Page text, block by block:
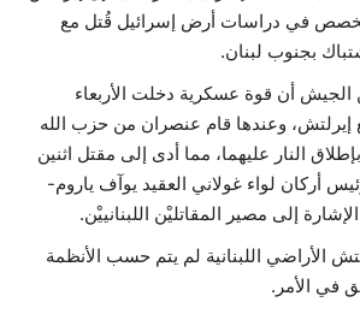
في دراسات أرض إسرائيل قُتل مع
بجنوب لبنان.
الجيش أن قوة عسكرية دخلت الأربعاء
إيرلتش، وعندها قام عنصران من حزب الله
النار عليهما، مما أدى إلى مقتل اثنين
أركان لواء غولاني العقيد يوآف ياروم-
إلى مصير المقاتليْن اللبنانييْن.
الأراضي اللبنانية لم يتم حسب الأنظمة
في الأمر.